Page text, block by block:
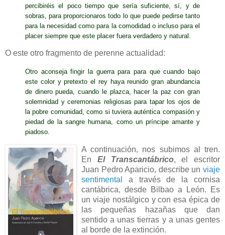
percibiréis el poco tiempo que sería suficiente, sí, y de
sobras, para proporcionaros todo lo que puede pedirse tanto
para la necesidad como para la comodidad o incluso para el
placer siempre que este placer fuera verdadero y natural.
O este otro fragmento de perenne actualidad:
Otro aconseja fingir la guerra para para que cuando bajo
este color y pretexto el rey haya reunido gran abundancia
de dinero pueda, cuando le plazca, hacer la paz con gran
solemnidad y ceremonias religiosas para tapar los ojos de
la pobre comunidad, como si tuviera auténtica compasión y
piedad de la sangre humana, como un príncipe amante y
piadoso.
A continuación, nos subimos al tren.
En El Transcantábrico, el escritor
Juan Pedro Aparicio, describe un viaje
sentimental
a través de la cornisa
cantábrica, desde Bilbao a León. Es
un viaje nostálgico y con esa épica de
las pequeñas hazañas que dan
sentido a unas tierras y a unas gentes
al borde de la extinción.